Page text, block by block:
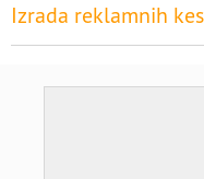
Izrada reklamnih